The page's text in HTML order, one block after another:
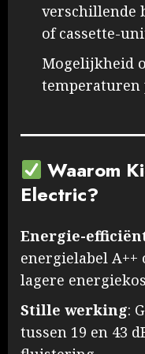
verschillende
of cassette-
Mogelijkheid
temperaturen
Waarom
Electric?
Energie-
energielabel
lagere
Stille werking:
tussen 19 en 43